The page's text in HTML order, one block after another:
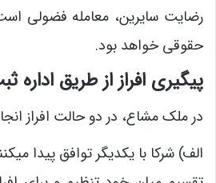
رضایت سایرین، معامله فضولی
حقوقی خواهد بود.
پیگیری افراز از طریق اداره
در ملک مشاع، در دو حالت افراز
الف) شرکا با یکدیگر توافق پیدا